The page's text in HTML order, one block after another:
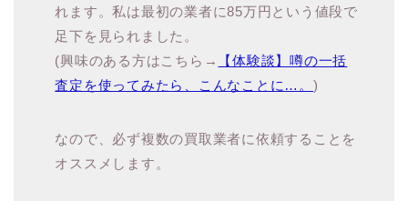
れます。私は最初の業者に85万円という値段で
足下を見られました。
(興味のある方はこちら→
【体験談】噂の一括
査定を使ってみたら、こんなことに…。 )
なので、必ず複数の買取業者に依頼することを
オススメします。